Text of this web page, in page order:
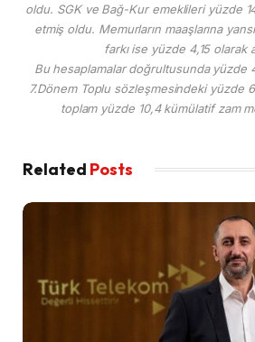
oldu. SGK ve Bağ-Kur emeklileri yüzde
etmiş oldu. Memurların maaşlarına
farkı ise yüzde 4,15 olarak
Bu hesaplamalar doğrultusunda yüzde
7.Dönem Toplu sözleşmesindeki yüzde
toplam yüzde 10,4 kümülatif zam
Related Posts